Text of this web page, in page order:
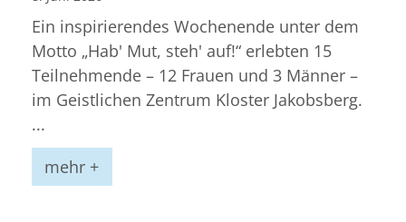
Ein inspirierendes Wochenende unter dem
Motto „Hab' Mut, steh' auf!“ erlebten 15
Teilnehmende – 12 Frauen und 3 Männer –
im Geistlichen Zentrum Kloster Jakobsberg.
...
mehr +